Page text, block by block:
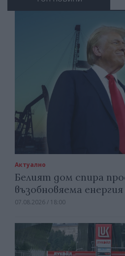
Актуално
Белият дом спира
възобновяема
07.08.2026 / 18:00